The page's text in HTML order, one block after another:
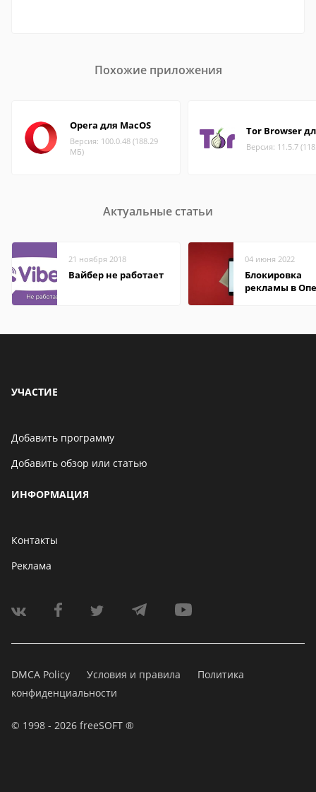
Похожие приложения
Opera для MacOS
Версия: 100.0.48 (188.29
МБ)
Tor Browser
Версия: 11.5.7
Актуальные статьи
21 ноября 2018
Вайбер не работает
04 июня 2022
Блокировка
рекламы в
УЧАСТИЕ
Добавить программу
Добавить обзор или статью
ИНФОРМАЦИЯ
Контакты
Реклама
DMCA Policy Условия и правила
Политика
конфиденциальности
© 1998 - 2026 freeSOFT ®